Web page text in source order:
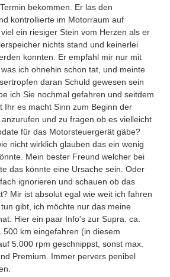
bekommen. Er las den
kontrollierte im Motorraum auf
ein riesiger Stein vom Herzen als er
nichts stand und keinerlei
konnten. Er empfahl mir nur mit
ich ohnehin schon tat, und meinte
daran Schuld gewesen sein
ich Sie nochmal gefahren und seitdem
Ihr es macht Sinn zum Beginn der
und zu fragen ob es vielleicht
für das Motorsteuergerät gäbe?
nicht wirklich glauben das ein wenig
Mein bester Freund welcher bei
das könnte eine Ursache sein. Oder
ignorieren und schauen ob das
Mir ist absolut egal wie weit ich fahren
gibt, ich möchte nur das meine
Hier ein paar Info's zur Supra: ca.
km eingefahren (in diesem
5.000 rpm geschnippst, sonst max.
Premium. Immer pervers penibel